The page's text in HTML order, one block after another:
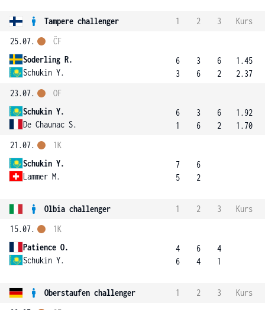
Tampere challenger 1 2 3
Kurs
25.07.
Soderling R.
Schukin Y.
ČF
6
3
3
6
6
2
1.45
2.37
23.07.
Schukin Y.
De Chaunac S.
OF
6
1
3
6
6
2
1.92
1.70
21.07.
Schukin Y.
Lammer M.
1K
7
5
6
2
Olbia challenger 1 2 3
Kurs
15.07.
Patience O.
Schukin Y.
1K
4
6
6
4
4
1
Oberstaufen challenger 1 2 3
Kurs